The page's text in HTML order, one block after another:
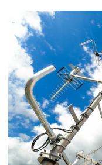
TELEVIZE
TELEVIZÍ
VYSÍLAČE
INTERNET
RÁDIA